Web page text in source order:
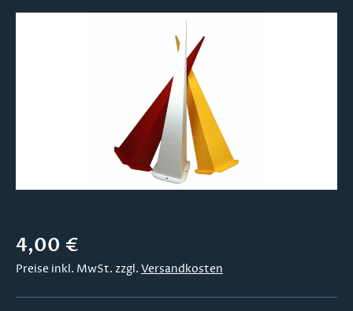
Regulärer Preis:
4,00 €
Preise inkl. MwSt. zzgl. Versandkosten